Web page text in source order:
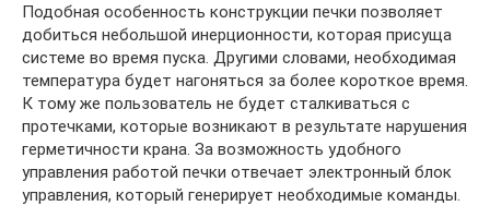
Подобная особенность конструкции печки позволяет
добиться небольшой инерционности, которая присуща
системе во время пуска. Другими словами, необходимая
температура будет нагоняться за более короткое время.
К тому же пользователь не будет сталкиваться с
протечками, которые возникают в результате нарушения
герметичности крана. За возможность удобного
управления работой печки отвечает электронный блок
управления, который генерирует необходимые команды.